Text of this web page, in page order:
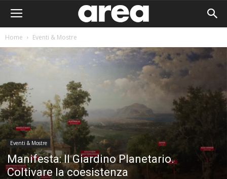
Home Eventi & Mostre
Eventi & Mostre
Manifesta: Il Giardino Planetario.
Coltivare la coesistenza